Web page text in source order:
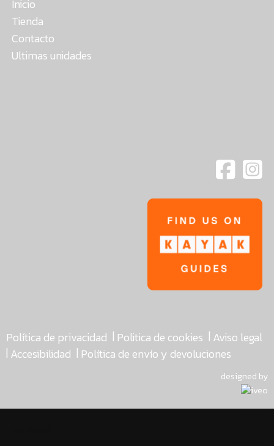
Inicio
Tienda
Contacto
Ultimas unidades
Política de privacidad | Politica de cookies | Aviso legal
| Accesibilidad | Política de envío y devoluciones
designed by